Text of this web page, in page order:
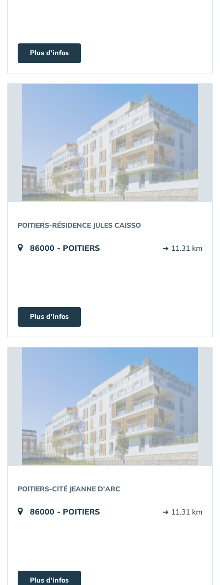
Plus d'infos
POITIERS-RÉSIDENCE JULES CAISSO
86000 - POITIERS ➔ 11.31 km
Plus d'infos
POITIERS-CITÉ JEANNE D'ARC
86000 - POITIERS ➔ 11.31 km
Plus d'infos